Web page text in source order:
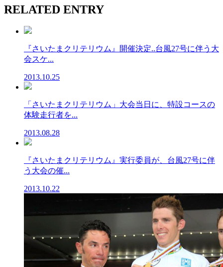
RELATED ENTRY
『さいたまクリテリウム』開催決定..台風27号に伴う大
会スケ...
2013.10.25
「さいたまクリテリウム」大会当日に、特設コースの
体験走行者を...
2013.08.28
『さいたまクリテリウム』実行委員が、台風27号に伴
う大会の催...
2013.10.22